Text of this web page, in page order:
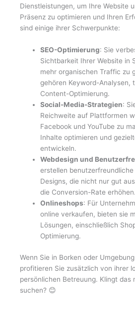
Dienstleistungen, um Ihre Website
Präsenz zu optimieren und Ihren
sind einige ihrer Schwerpunkte:
SEO-Optimierung: Sie
Sichtbarkeit Ihrer Website in
mehr organischen Traffic zu
gehören Keyword-Analysen,
Content-Optimierung.
Social-Media-Strategien:
Reichweite auf Plattformen
Facebook und YouTube zu
Inhalte optimieren und
entwickeln.
Webdesign und
erstellen
Designs, die nicht nur gut
die Conversion-Rate erhöhen.
Onlineshops: Für
online verkaufen, bieten sie
Lösungen, einschließlich
Optimierung.
Wenn Sie in Borken oder
profitieren Sie zusätzlich von ihrer
persönlichen Betreuung. Klingt das
suchen? 😊